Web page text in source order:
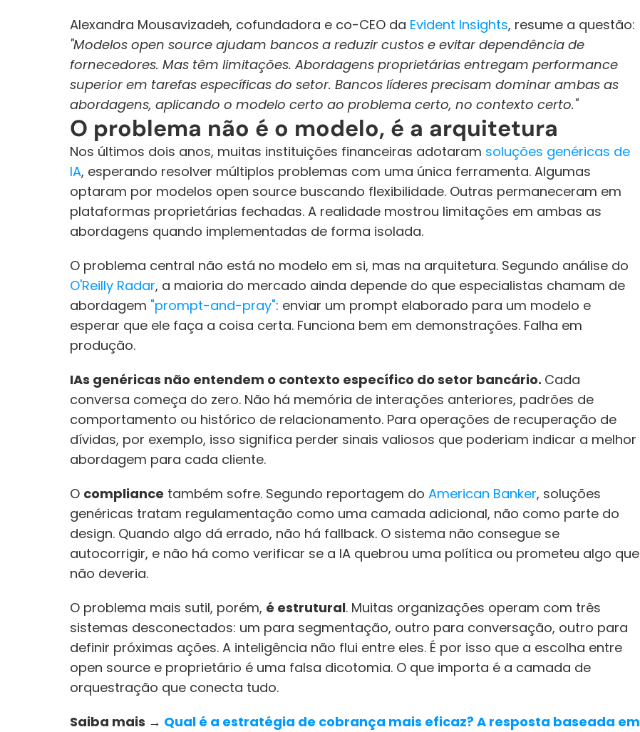
Alexandra Mousavizadeh, cofundadora e co-CEO da Evident Insights
"Modelos open source ajudam bancos a reduzir custos e evitar dependência de
fornecedores. Mas têm limitações. Abordagens proprietárias entregam performance
superior em tarefas específicas do setor. Bancos líderes precisam dominar ambas as
abordagens, aplicando o modelo certo ao problema certo, no contexto certo."
O problema não é o modelo, é a arquitetura
Nos últimos dois anos, muitas instituições financeiras adotaram soluções genéricas de
IA, esperando resolver múltiplos problemas com uma única ferramenta. Algumas
optaram por modelos open source buscando flexibilidade. Outras permaneceram em
plataformas proprietárias fechadas. A realidade mostrou limitações em ambas as
abordagens quando implementadas de forma isolada.
O'Reilly Radar, a maioria do mercado ainda depende do que especialistas chamam de
abordagem "prompt-and-pray": enviar um prompt elaborado para um modelo e
esperar que ele faça a coisa certa. Funciona bem em demonstrações. Falha em
produção.
IAs genéricas não entendem o contexto específico do setor bancário. Cada
conversa começa do zero. Não há memória de interações anteriores, padrões de
comportamento ou histórico de relacionamento. Para operações de recuperação de
dívidas, por exemplo, isso significa perder sinais valiosos que poderiam indicar a melhor
abordagem para cada cliente.
O compliance também sofre. Segundo reportagem do American Banker, soluções
genéricas tratam regulamentação como uma camada adicional, não como parte do
design. Quando algo dá errado, não há fallback. O sistema não consegue se
autocorrigir, e não há como verificar se a IA quebrou uma política ou prometeu algo que
não deveria.
O problema mais sutil, porém, é estrutural. Muitas organizações operam com três
sistemas desconectados: um para segmentação, outro para conversação, outro para
definir próximas ações. A inteligência não flui entre eles. É por isso que a escolha entre
open source e proprietário é uma falsa dicotomia. O que importa é a camada de
orquestração que conecta tudo.
Saiba mais → Qual é a estratégia de cobrança mais eficaz? A resposta baseada em